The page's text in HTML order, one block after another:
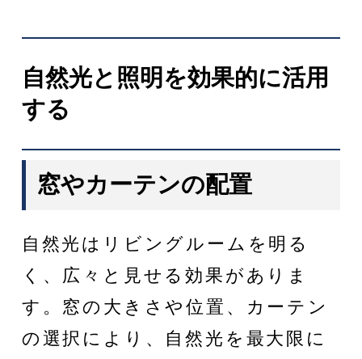
自然光と照明を効果的に活用
する
窓やカーテンの配置
自然光はリビングルームを明る
く、広々と見せる効果がありま
す。窓の大きさや位置、カーテン
の選択により、自然光を最大限に